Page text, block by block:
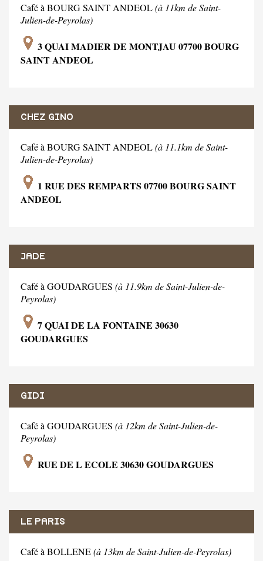
Café à BOURG SAINT ANDEOL(à 11km de Saint-
Julien-de-Peyrolas)
3 QUAI MADIER DE MONTJAU 07700 BOURG
SAINT ANDEOL
CHEZ GINO
Café à BOURG SAINT ANDEOL(à 11.1km de Saint-
Julien-de-Peyrolas)
1 RUE DES REMPARTS 07700 BOURG SAINT
ANDEOL
JADE
Café à GOUDARGUES (à 11.9km de Saint-Julien-de-
Peyrolas)
7 QUAI DE LA FONTAINE 30630
GOUDARGUES
GIDI
Café à GOUDARGUES (à 12km de Saint-Julien-de-
Peyrolas)
RUE DE L ECOLE 30630 GOUDARGUES
LE PARIS
Café à BOLLENE(à 13km de Saint-Julien-de-Peyrolas)